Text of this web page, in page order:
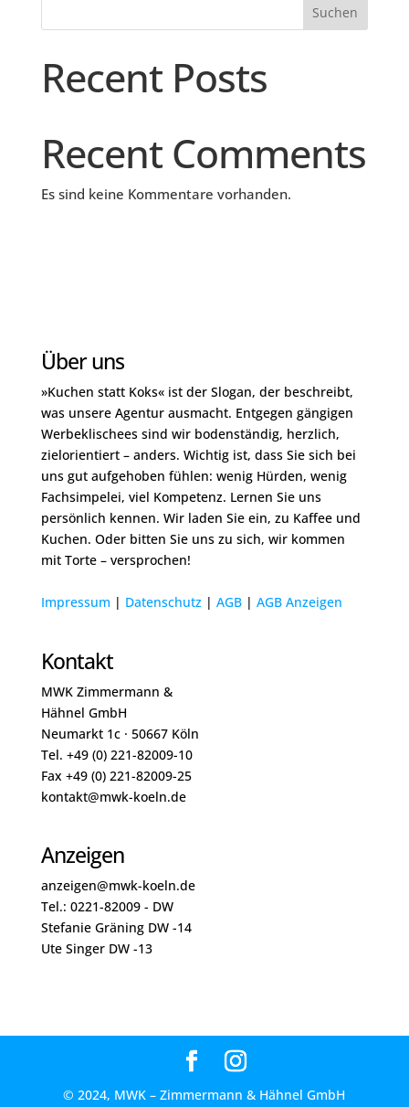
Suchen
Recent Posts
Recent Comments
Es sind keine Kommentare vorhanden.
Über uns
»Kuchen statt Koks« ist der Slogan, der beschreibt,
was unsere Agentur ausmacht. Entgegen gängigen
Werbeklischees sind wir bodenständig, herzlich,
zielorientiert – anders. Wichtig ist, dass Sie sich bei
uns gut aufgehoben fühlen: wenig Hürden, wenig
Fachsimpelei, viel Kompetenz. Lernen Sie uns
persönlich kennen. Wir laden Sie ein, zu Kaffee und
Kuchen. Oder bitten Sie uns zu sich, wir kommen
mit Torte – versprochen!
Impressum | Datenschutz| AGB| AGB Anzeigen
Kontakt
MWK Zimmermann &
Hähnel GmbH
Neumarkt 1c · 50667 Köln
Tel. +49 (0) 221-82009-10
Fax +49 (0) 221-82009-25
kontakt@mwk-koeln.de
Anzeigen
anzeigen@mwk-koeln.de
Tel.: 0221-82009 - DW
Stefanie Gräning DW -14
Ute Singer DW -13
© 2024, MWK – Zimmermann & Hähnel GmbH